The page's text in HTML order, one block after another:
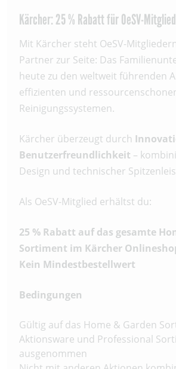
Kärcher: 25 % Rabatt für OeSV-
Mit Kärcher steht OeSV-
Partner zur Seite: Das
heute zu den weltweit führenden
effizienten und
Reinigungssystemen.
Kärcher überzeugt durch
Benutzerfreundlichkeit –
Design und technischer
Als OeSV-Mitglied erhältst du:
25 % Rabatt auf das gesamte
Sortiment im Kärcher
Kein Mindestbestellwert
Bedingungen
Gültig auf das Home & Garden
Aktionsware und Professional
ausgenommen